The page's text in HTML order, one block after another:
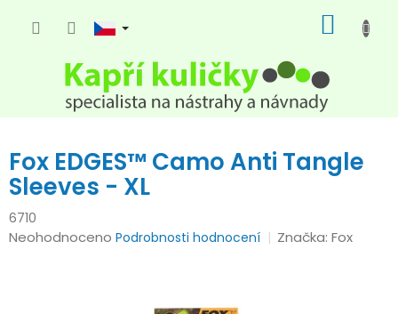
KOŠÍK
Fox EDGES™ Camo Anti Tangle
Sleeves - XL
6710
Průměrné
Neohodnoceno Podrobnosti hodnocení Značka:Fox